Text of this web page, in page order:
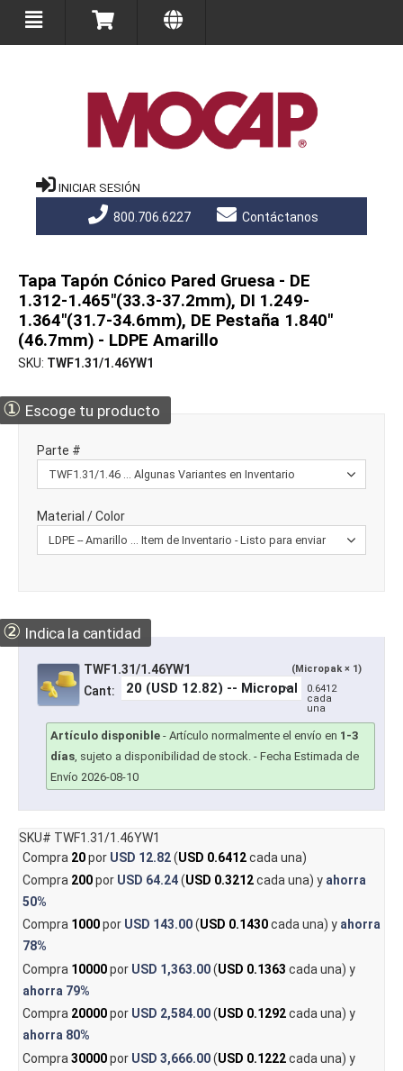
INICIAR SESIÓN
800.706.6227 Contáctanos
Tapa Tapón Cónico Pared Gruesa - DE
1.312-1.465"(33.3-37.2mm), DI 1.249-
1.364"(31.7-34.6mm), DE Pestaña 1.840"
(46.7mm) - LDPE Amarillo
SKU TWF1.31/1.46YW1
① Escoge tu producto
Parte #
Material / Color
② Indica la cantidad
TWF1.31/1.46YW1 (Micropak × 1)
Cant:
0.6412
cada
una
Artículo disponible - Artículo normalmente el envío en 1-3
días, sujeto a disponibilidad de stock. - Fecha Estimada de
Envío 2026-08-10
SKU# TWF1.31/1.46YW1
Compra 20por USD 12.82(USD 0.6412cada una)
Compra 200por USD 64.24(USD 0.3212cada una) y ahorra
50%
Compra 1000por USD 143.00(USD 0.1430cada una) y ahorra
78%
Compra 10000por USD 1,363.00(USD 0.1363 cada una) y
ahorra 79%
Compra 20000por USD 2,584.00(USD 0.1292cada una) y
ahorra 80%
Compra 30000por USD 3,666.00(USD 0.1222cada una) y